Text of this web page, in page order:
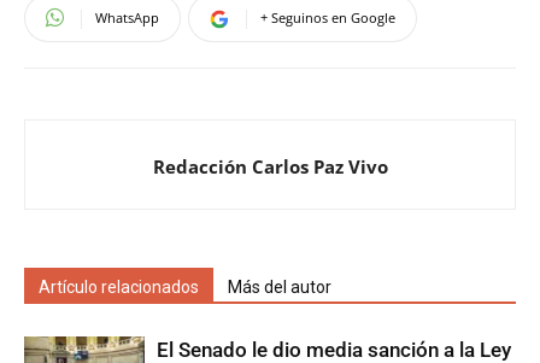
WhatsApp + Seguinos en Google
Redacción Carlos Paz Vivo
Artículo relacionados Más del autor
El Senado le dio media sanción a la Ley